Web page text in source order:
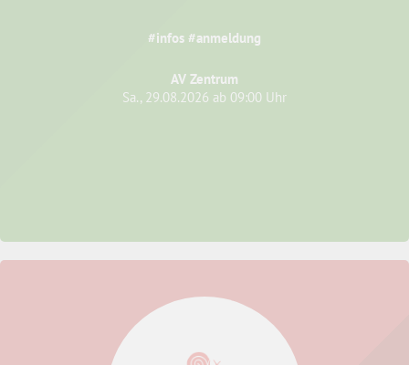
#infos #anmeldung
AV Zentrum
Sa., 29.08.2026 ab 09:00 Uhr